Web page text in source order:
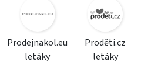
Prodejnakol.eu
letáky
Proděti.cz
letáky